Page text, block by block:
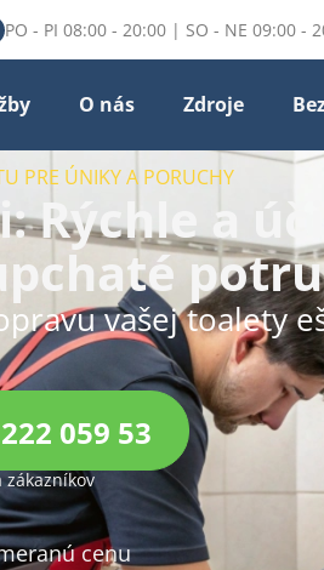
PO - PI 08:00 - 20:00 | SO - NE 09:00 -
O nás Zdroje
PRE ÚNIKY A PORUCHY
Rýchle a
vašej toalety
059 53
cenu